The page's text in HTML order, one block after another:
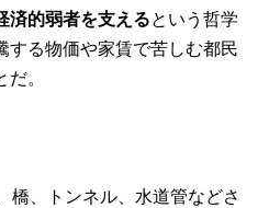
済的弱者を支えるという哲学
する物価や家賃で苦しむ都民
。
、トンネル、水道管などさ